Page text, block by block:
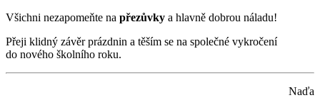
Všichni nezapomeňte na přezůvky a hlavně dobrou náladu!
Přeji klidný závěr prázdnin a těším se na společné vykročení
do nového školního roku.
Naďa